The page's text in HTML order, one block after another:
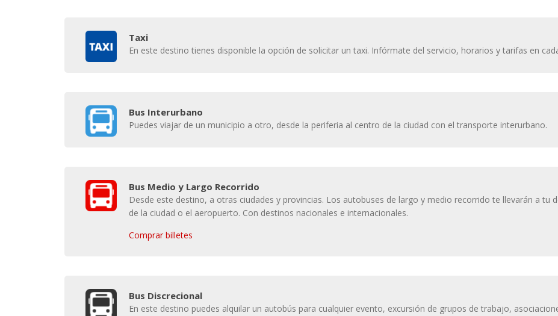
Taxi
En este destino tienes disponible la opción de solicitar un taxi. Infórmate del servicio, horarios y tarifas en
Bus Interurbano
Puedes viajar de un municipio a otro, desde la periferia al centro de la ciudad con el transporte interurbano.
Bus Medio y Largo Recorrido
Desde este destino, a otras ciudades y provincias. Los autobuses de largo y medio recorrido te llevarán a tu
de la ciudad o el aeropuerto. Con destinos nacionales e internacionales.
Comprar billetes
Bus Discrecional
En este destino puedes alquilar un autobús para cualquier evento, excursión de grupos de trabajo,